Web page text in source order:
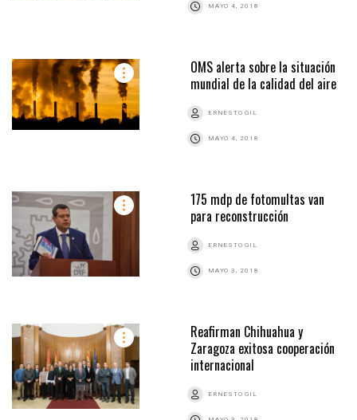
MAYO 4, 2018
OMS alerta sobre la situación
mundial de la calidad del aire
ERNESTO GIL
MAYO 4, 2018
175 mdp de fotomultas van
para reconstrucción
ERNESTO GIL
MAYO 3, 2018
Reafirman Chihuahua y
Zaragoza exitosa cooperación
internacional
ERNESTO GIL